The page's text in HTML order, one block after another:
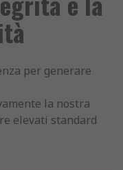
per generare
la nostra
elevati standard